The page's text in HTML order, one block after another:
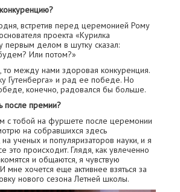
встретив перед церемонией Рому
проекта «Курилка
первым делом в шутку сказал:
Или потом?»
то между нами здоровая конкуренция.
Гутенберга» и рад ее победе. Но
конечно, радовался бы больше.
после премии?
с тобой на фуршете после церемонии
на собравшихся здесь
ученых и популяризаторов науки, и я
это происходит. Глядя, как увлеченно
и общаются, я чувствую
мне хочется еще активнее взяться за
нового сезона Летней школы.